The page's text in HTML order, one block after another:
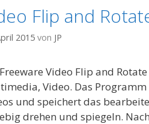
Flip and
2015 von JP
Video Flip and
Video. Das
und speichert das
drehen und spiegeln.